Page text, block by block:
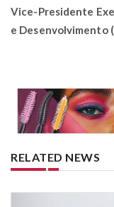
Vice-Presidente
e Desenvolvimento
RELATED NEWS